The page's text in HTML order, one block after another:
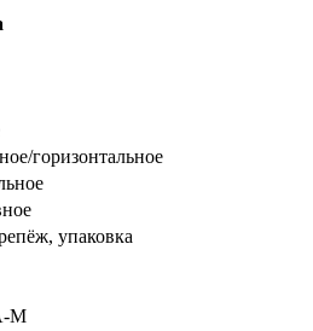
горизонтальное
упаковка
М